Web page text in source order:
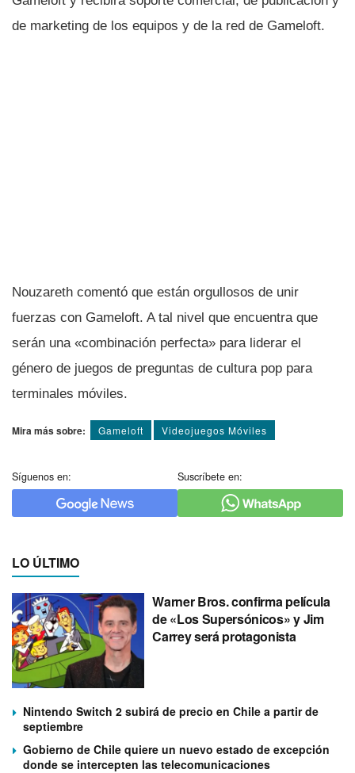
de marketing de los equipos y de la red de Gameloft.
Nouzareth comentó que están orgullosos de unir
fuerzas con Gameloft. A tal nivel que encuentra que
serán una «combinación perfecta» para liderar el
género de juegos de preguntas de cultura pop para
terminales móviles.
Mira más sobre: Gameloft Videojuegos Móviles
Síguenos en: Suscríbete en:
LO ÚLTIMO
Warner Bros. confirma película
de «Los Supersónicos» y Jim
Carrey será protagonista
Nintendo Switch 2 subirá de precio en Chile a partir de
septiembre
Gobierno de Chile quiere un nuevo estado de excepción
donde se intercepten las telecomunicaciones